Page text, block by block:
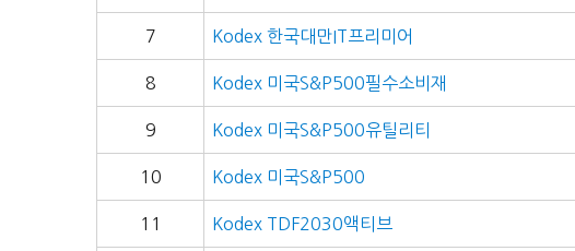
7 Kodex 한국대만IT프리미어
8 Kodex 미국S&P500필수소비재
9 Kodex 미국S&P500유틸리티
10 Kodex 미국S&P500
11 Kodex TDF2030액티브